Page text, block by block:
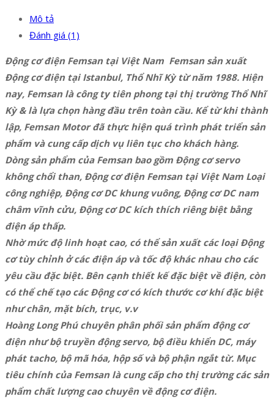
Mô tả
Đánh giá (1)
Động cơ điện Femsan tại Việt Nam Femsan sản xuất
Động cơ điện tại Istanbul, Thổ Nhĩ Kỳ từ năm 1988. Hiện
nay, Femsan là công ty tiên phong tại thị trường Thổ Nhĩ
Kỳ & là lựa chọn hàng đầu trên toàn cầu. Kể từ khi thành
lập, Femsan Motor đã thực hiện quá trình phát triển sản
phẩm và cung cấp dịch vụ liên tục cho khách hàng.
Dòng sản phẩm của Femsan bao gồm Động cơ servo
không chổi than, Động cơ điện Femsan tại Việt Nam Loại
công nghiệp, Động cơ DC khung vuông, Động cơ DC nam
châm vĩnh cửu, Động cơ DC kích thích riêng biệt bằng
điện áp thấp.
Nhờ mức độ linh hoạt cao, có thể sản xuất các loại Động
cơ tùy chỉnh ở các điện áp và tốc độ khác nhau cho các
yêu cầu đặc biệt. Bên cạnh thiết kế đặc biệt về điện, còn
có thể chế tạo các Động cơ có kích thước cơ khí đặc biệt
như chân, mặt bích, trục, v.v
Hoàng Long Phú chuyên phân phối sản phẩm động cơ
điện như bộ truyền động servo, bộ điều khiển DC, máy
phát tacho, bộ mã hóa, hộp số và bộ phận ngắt từ. Mục
tiêu chính của Femsan là cung cấp cho thị trường các sản
phẩm chất lượng cao chuyên về động cơ điện.